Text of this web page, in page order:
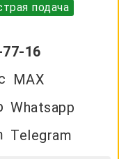
подача
16
MAX
Whatsapp
Telegram